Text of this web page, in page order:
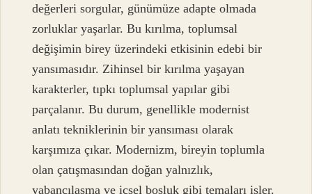
değerleri sorgular, günümüze adapte olmada
zorluklar yaşarlar. Bu kırılma, toplumsal
değişimin birey üzerindeki etkisinin edebi bir
yansımasıdır. Zihinsel bir kırılma yaşayan
karakterler, tıpkı toplumsal yapılar gibi
parçalanır. Bu durum, genellikle modernist
anlatı tekniklerinin bir yansıması olarak
karşımıza çıkar. Modernizm, bireyin toplumla
olan çatışmasından doğan yalnızlık,
yabancılaşma ve içsel boşluk gibi temaları işler.